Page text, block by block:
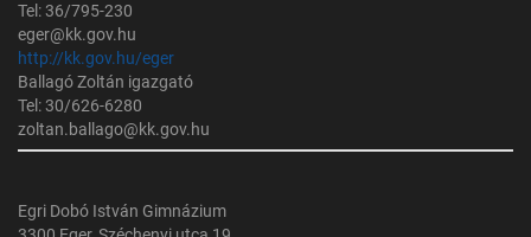
Tel: 36/795-230
eger@kk.gov.hu
http://kk.gov.hu/eger
Ballagó Zoltán igazgató
Tel: 30/626-6280
zoltan.ballago@kk.gov.hu
Egri Dobó István Gimnázium